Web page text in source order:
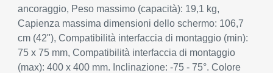
ancoraggio, Peso massimo (capacità): 19,1 kg,
Capienza massima dimensioni dello schermo: 106,7
cm (42"), Compatibilità interfaccia di montaggio (min):
75 x 75 mm, Compatibilità interfaccia di montaggio
(max): 400 x 400 mm. Inclinazione: -75 - 75°. Colore